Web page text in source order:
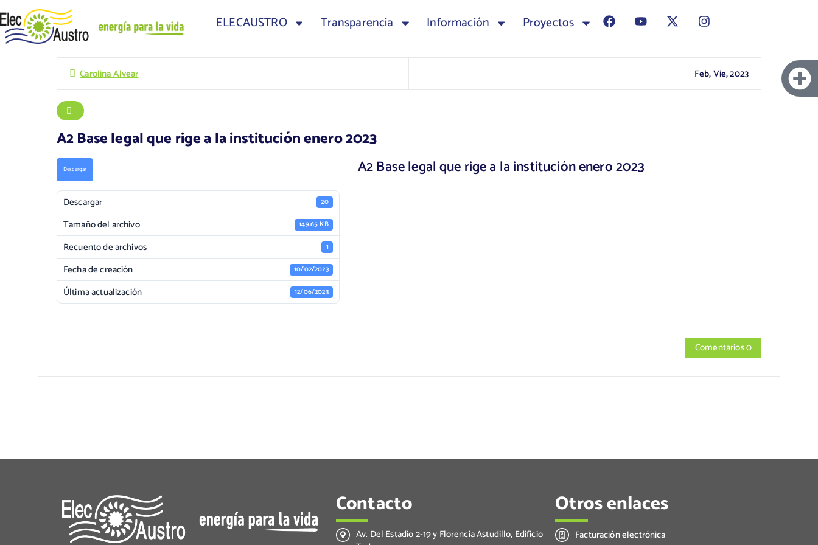
ELECAUSTRO Transparencia Información Proyectos
Carolina Alvear Feb, Vie, 2023
A2 Base legal que rige a la institución enero 2023
Descargar
Descargar 20
Tamaño del archivo 149.65 KB
Recuento de archivos 1
Fecha de creación 10/02/2023
Última actualización 12/06/2023
A2 Base legal que rige a la institución enero 2023
Comentarios 0
Contacto
Av. Del Estadio 2-19 y Florencia Astudillo, Edificio
Otros enlaces
Facturación electrónica